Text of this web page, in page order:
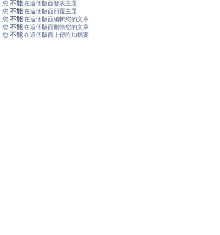
您 不能 在這個版面發表主題
您 不能 在這個版面回覆主題
您 不能 在這個版面編輯您的文章
您 不能 在這個版面刪除您的文章
您 不能 在這個版面上傳附加檔案